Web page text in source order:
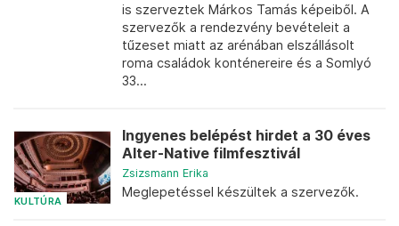
is szerveztek Márkos Tamás képeiből. A
szervezők a rendezvény bevételeit a
tűzeset miatt az arénában elszállásolt
roma családok konténereire és a Somlyó
33...
KULTÚRA
Ingyenes belépést hirdet a 30 éves
Alter-Native filmfesztivál
Zsizsmann Erika
Meglepetéssel készültek a szervezők.